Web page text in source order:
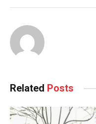
Related Posts